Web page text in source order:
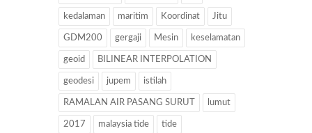
kedalaman maritim Koordinat Jitu
GDM200 gergaji Mesin keselamatan
geoid BILINEAR INTERPOLATION
geodesi jupem istilah
RAMALAN AIR PASANG SURUT lumut
2017 malaysia tide tide